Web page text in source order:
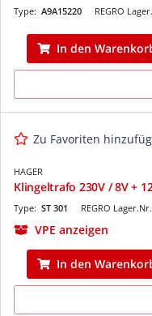
REGRO
Type: A9A15220
In den
Zu Favoriten
HAGER
Klingeltrafo 230V / 8V +
REGRO
Type: ST 301
VPE anzeigen
In den